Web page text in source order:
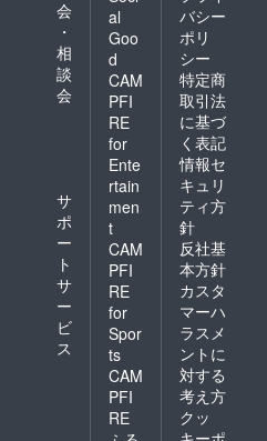
会
・
相
談
会
サ
ポ
ー
ト
サ
ー
ビ
ス
al
Goo
d
CAM
PFI
RE
for
Ente
rtain
men
t
CAM
PFI
RE
for
Spor
ts
CAM
PFI
RE
バシー
ポリ
シー
特定商
取引法
に基づ
く表記
情報セ
キュリ
ティ方
針
反社基
本方針
カスタ
マーハ
ラスメ
ントに
対する
考え方
クッ